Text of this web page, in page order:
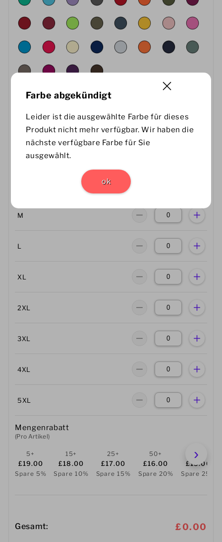
Größe Menge
Größentabelle
XS
M
L
XL
2XL
3XL
4XL
5XL
Mengenrabatt
(Pro Artikel)
5+
£19.00
Spare 5%
15+
£18.00
Spare 10%
25+
£17.00
Spare 15%
50+
£16.00
Spare 20%
100+
£15.00
Spare 25%
Gesamt: £0.00
Farbe abgekündigt
Leider ist die ausgewählte Farbe für dieses
Produkt nicht mehr verfügbar. Wir haben die
nächste verfügbare Farbe für Sie
ausgewählt.
ok